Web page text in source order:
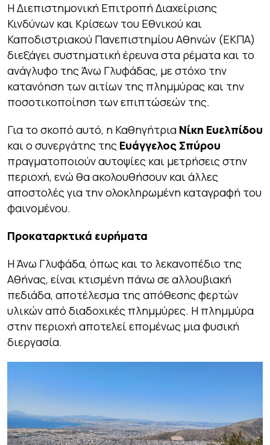
Η Διεπιστημονική Επιτροπή Διαχείρισης
Κινδύνων και Κρίσεων του Εθνικού και
Καποδιστριακού Πανεπιστημίου Αθηνών (ΕΚΠΑ)
διεξάγει συστηματική έρευνα στα ρέματα και το
ανάγλυφο της Άνω Γλυφάδας, με στόχο την
κατανόηση των αιτίων της πλημμύρας και την
ποσοτικοποίηση των επιπτώσεών της.
Για το σκοπό αυτό, η Καθηγήτρια Νίκη Ευελπίδου
και ο συνεργάτης της Ευάγγελος Σπύρου
πραγματοποιούν αυτοψίες και μετρήσεις στην
περιοχή, ενώ θα ακολουθήσουν και άλλες
αποστολές για την ολοκληρωμένη καταγραφή του
φαινομένου.
Προκαταρκτικά ευρήματα
Η Άνω Γλυφάδα, όπως και το λεκανοπέδιο της
Αθήνας, είναι κτισμένη πάνω σε αλλουβιακή
πεδιάδα, αποτέλεσμα της απόθεσης φερτών
υλικών από διαδοχικές πλημμύρες. Η πλημμύρα
στην περιοχή αποτελεί επομένως μια φυσική
διεργασία.